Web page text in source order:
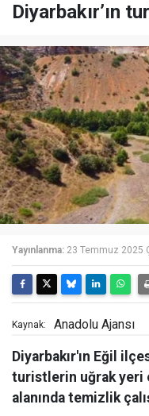
Diyarbakır’ın
Yayınlanma: 23 Temmuz 2025
Kaynak: Anadolu Ajansı
Diyarbakır'ın Eğil
turistlerin uğrak yeri
alanında temizlik